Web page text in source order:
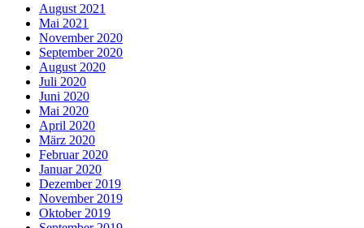
August 2021
Mai 2021
November 2020
September 2020
August 2020
Juli 2020
Juni 2020
Mai 2020
April 2020
März 2020
Februar 2020
Januar 2020
Dezember 2019
November 2019
Oktober 2019